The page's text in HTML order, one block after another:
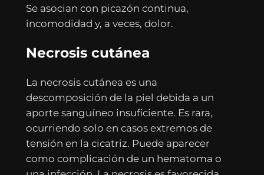
Se asocian con picazón continua,
incomodidad y, a veces, dolor.
Necrosis cutánea
La necrosis cutánea es una
descomposición de la piel debida a un
aporte sanguíneo insuficiente. Es rara,
ocurriendo solo en casos extremos de
tensión en la cicatriz. Puede aparecer
como complicación de un hematoma o